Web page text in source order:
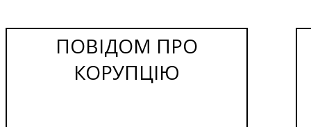
ПОВІДОМ ПРО
КОРУПЦІЮ